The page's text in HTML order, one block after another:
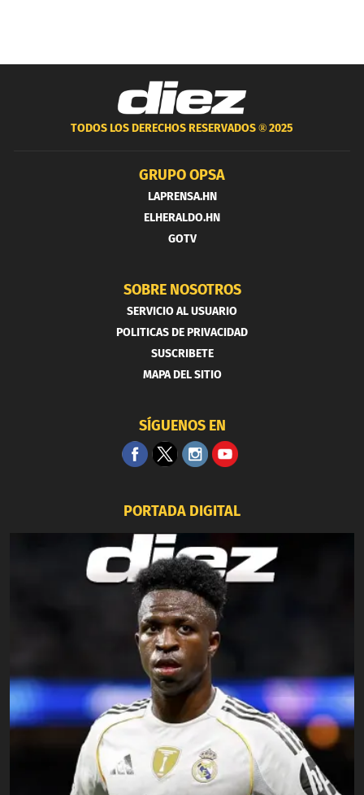
TODOS LOS DERECHOS RESERVADOS ®2025
GRUPO OPSA
LAPRENSA.HN
ELHERALDO.HN
GOTV
SOBRE NOSOTROS
SERVICIO AL USUARIO
POLITICAS DE PRIVACIDAD
SUSCRIBETE
MAPA DEL SITIO
SÍGUENOS EN
PORTADA DIGITAL